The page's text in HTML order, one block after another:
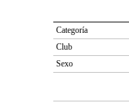
Categoría
Club
Sexo